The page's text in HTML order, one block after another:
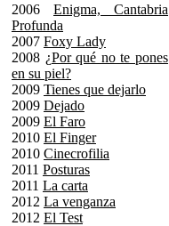
2006 Enigma, Cantabria
Profunda
2007 Foxy Lady
2008 ¿Por qué no te pones
en su piel?
2009 Tienes que dejarlo
2009 Dejado
2009 El Faro
2010 El Finger
2010 Cinecrofilia
2011 Posturas
2011 La carta
2012 La venganza
2012 El Test